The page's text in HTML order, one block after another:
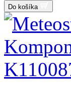
Do košíka